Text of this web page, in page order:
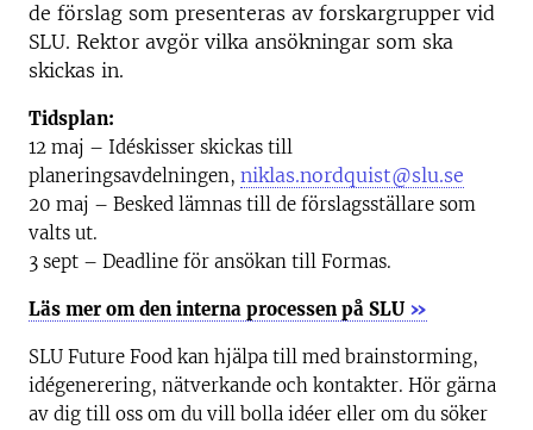
de förslag som presenteras av forskargrupper vid
SLU. Rektor avgör vilka ansökningar som ska
skickas in.
Tidsplan:
12 maj – Idéskisser skickas till
planeringsavdelningen, niklas.nordquist@slu.se
20 maj – Besked lämnas till de förslagsställare som
valts ut.
3 sept – Deadline för ansökan till Formas.
Läs mer om den interna processen på SLU »
SLU Future Food kan hjälpa till med brainstorming,
idégenerering, nätverkande och kontakter. Hör gärna
av dig till oss om du vill bolla idéer eller om du söker